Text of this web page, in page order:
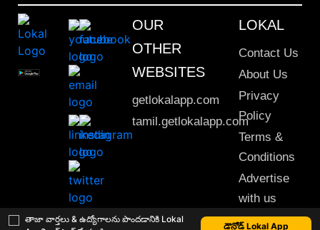
తాజా వార్తలు & ఉద్యోగాలను పొందడానికి Lokal
డౌన్లోడ్ Lokal App
OUR
OTHER
WEBSITES
getlokalapp.com
tamil.getlokalapp.com
LOKAL
Contact Us
About Us
Privacy
Policy
Terms &
Conditions
Advertise
with us
Sitemap